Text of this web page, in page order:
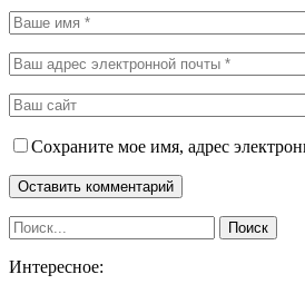
Сохраните мое имя, адрес
Интересное: